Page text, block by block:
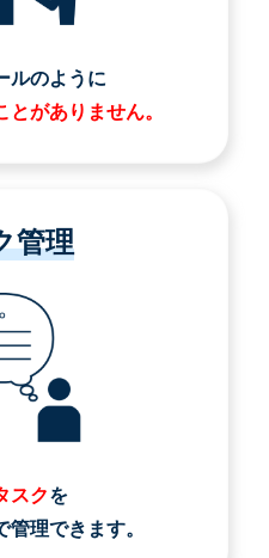
ルのように
がありません。
管理
スクを
理できます。